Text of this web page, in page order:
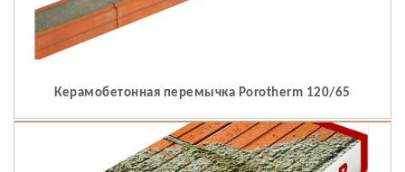
Керамобетонная перемычка Porotherm 120/65